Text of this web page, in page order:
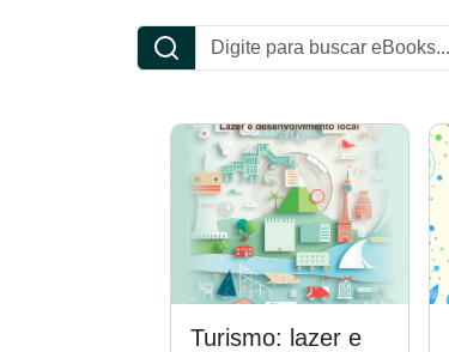
Turismo: lazer e